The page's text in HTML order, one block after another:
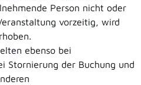
Person nicht oder
vorzeitig, wird
ebenso bei
Stornierung der Buchung und